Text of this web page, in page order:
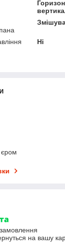
Ні
єром
на вашу